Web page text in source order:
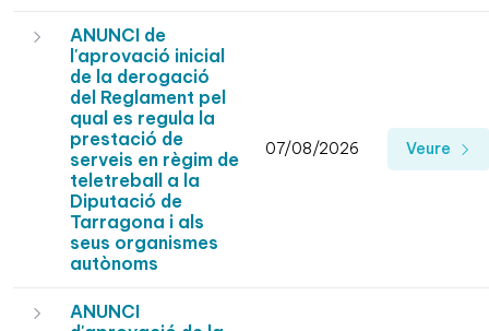
ANUNCI de
l'aprovació inicial
de la derogació
del Reglament pel
qual es regula la
prestació de
serveis en règim de
teletreball a la
Diputació de
Tarragona i als
seus organismes
autònoms
07/08/2026 Veure
ANUNCI